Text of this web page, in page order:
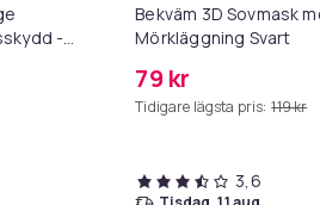
-
Bekväm 3D Sovmask
Mörkläggning Svart
79 kr
Tidigare lägsta pris: 119 kr
3,6